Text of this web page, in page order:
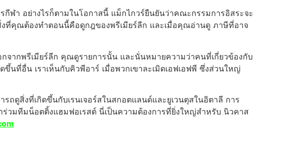
ฬา อย่างไรก็ตามในโอกาสนี้ แม็กไกวร์ยืนยันว่าคณะกรรมการอิสระจะ
งที่คุณต้องทำตอนนี้คือดูกฎของพรีเมียร์ลีก และเมื่อคุณอ่านดู ภาษีที่อาจ
จากพรีเมียร์ลีก คุณดูรายการนั้น และนั่นหมายความว่าคนที่เกี่ยวข้องกับ
นที่อื่น เราเห็นกับคิวพีอาร์ เมื่อพวกเขาละเมิดเอฟเอฟพี ซึ่งส่วนใหญ่
ดูสิ่งที่เกิดขึ้นกับเรนเจอร์สในสกอตแลนด์และยูเวนตุสในอิตาลี การ
วมทีมน็อตติ้งแฮมฟอเรสต์ นี่เป็นความต้องการที่ยิ่งใหญ่สำหรับ นิวคาส